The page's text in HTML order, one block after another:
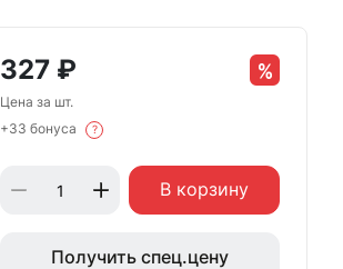
327 ₽
Цена за шт.
+33 бонуса
?
В корзину
Получить спец.цену